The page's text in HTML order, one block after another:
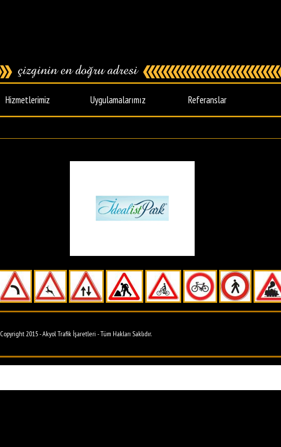
Hizmetlerimiz Uygulamalarımız Referanslar
Copyright 2015 - Akyol Trafik İşaretleri - Tüm Hakları Saklıdır.